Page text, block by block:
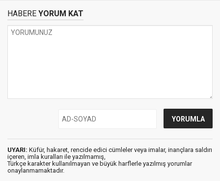
HABERE YORUM KAT
UYARI: Küfür, hakaret, rencide edici cümleler veya imalar, inançlara saldırı
içeren, imla kuralları ile yazılmamış,
Türkçe karakter kullanılmayan ve büyük harflerle yazılmış yorumlar
onaylanmamaktadır.